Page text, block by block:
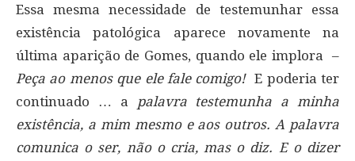
Essa mesma necessidade de testemunhar essa
existência patológica aparece novamente na
última aparição de Gomes, quando ele implora –
Peça ao menos que ele fale comigo!E poderia ter
continuado … a palavra testemunha a minha
existência, a mim mesmo e aos outros. A palavra
comunica o ser, não o cria, mas o diz. E o dizer